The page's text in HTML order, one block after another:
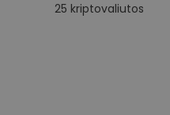
25 kriptovaliutos